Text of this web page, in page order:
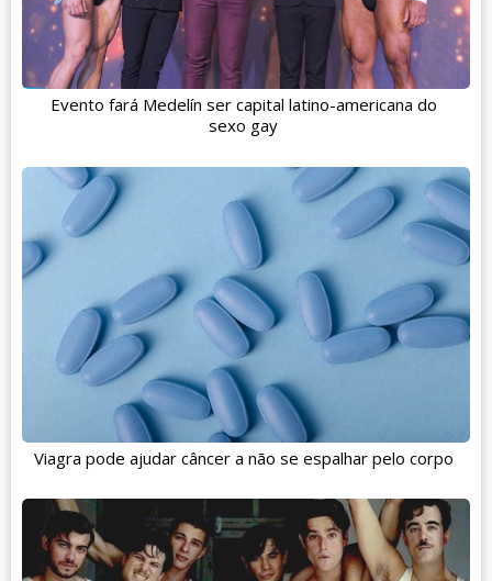
Evento fará Medelín ser capital latino-americana do
sexo gay
Viagra pode ajudar câncer a não se espalhar pelo corpo